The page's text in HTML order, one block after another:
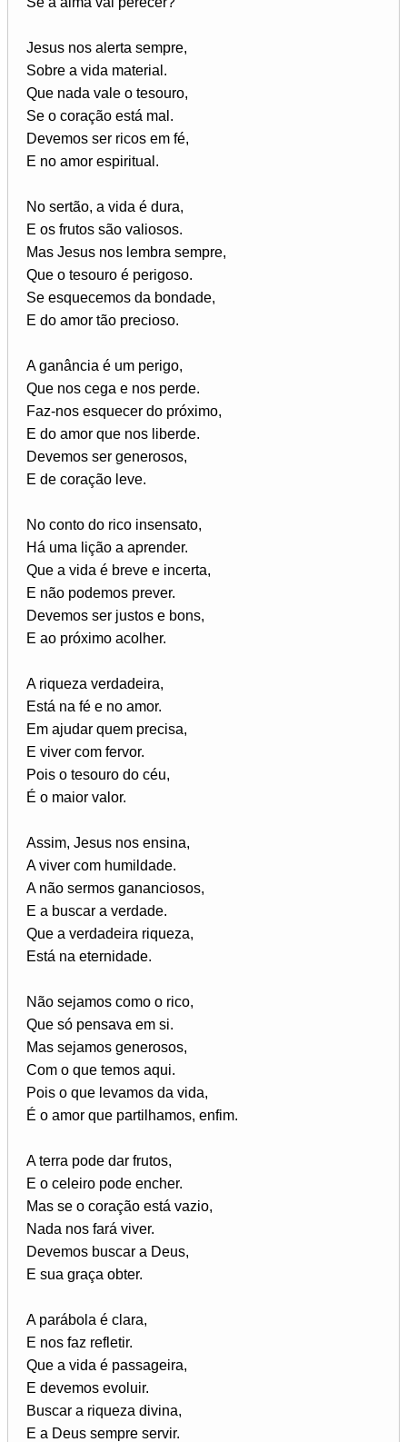
Jesus nos alerta sempre,
Sobre a vida material.
Que nada vale o tesouro,
Se o coração está mal.
Devemos ser ricos em fé,
E no amor espiritual.
No sertão, a vida é dura,
E os frutos são valiosos.
Mas Jesus nos lembra sempre,
Que o tesouro é perigoso.
Se esquecemos da bondade,
E do amor tão precioso.
A ganância é um perigo,
Que nos cega e nos perde.
Faz-nos esquecer do próximo,
E do amor que nos liberde.
Devemos ser generosos,
E de coração leve.
No conto do rico insensato,
Há uma lição a aprender.
Que a vida é breve e incerta,
E não podemos prever.
Devemos ser justos e bons,
E ao próximo acolher.
A riqueza verdadeira,
Está na fé e no amor.
Em ajudar quem precisa,
E viver com fervor.
Pois o tesouro do céu,
É o maior valor.
Assim, Jesus nos ensina,
A viver com humildade.
A não sermos gananciosos,
E a buscar a verdade.
Que a verdadeira riqueza,
Está na eternidade.
Não sejamos como o rico,
Que só pensava em si.
Mas sejamos generosos,
Com o que temos aqui.
Pois o que levamos da vida,
É o amor que partilhamos, enfim.
A terra pode dar frutos,
E o celeiro pode encher.
Mas se o coração está vazio,
Nada nos fará viver.
Devemos buscar a Deus,
E sua graça obter.
A parábola é clara,
E nos faz refletir.
Que a vida é passageira,
E devemos evoluir.
Buscar a riqueza divina,
E a Deus sempre servir.